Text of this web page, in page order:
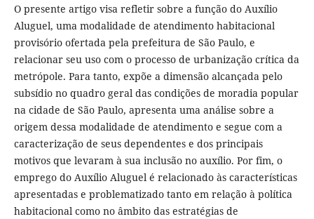
O presente artigo visa refletir sobre a função do Auxílio
Aluguel, uma modalidade de atendimento habitacional
provisório ofertada pela prefeitura de São Paulo, e
relacionar seu uso com o processo de urbanização crítica da
metrópole. Para tanto, expõe a dimensão alcançada pelo
subsídio no quadro geral das condições de moradia popular
na cidade de São Paulo, apresenta uma análise sobre a
origem dessa modalidade de atendimento e segue com a
caracterização de seus dependentes e dos principais
motivos que levaram à sua inclusão no auxílio. Por fim, o
emprego do Auxílio Aluguel é relacionado às características
apresentadas e problematizado tanto em relação à política
habitacional como no âmbito das estratégias de